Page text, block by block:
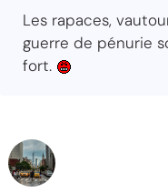
Les rapaces,
guerre de pénurie
fort.